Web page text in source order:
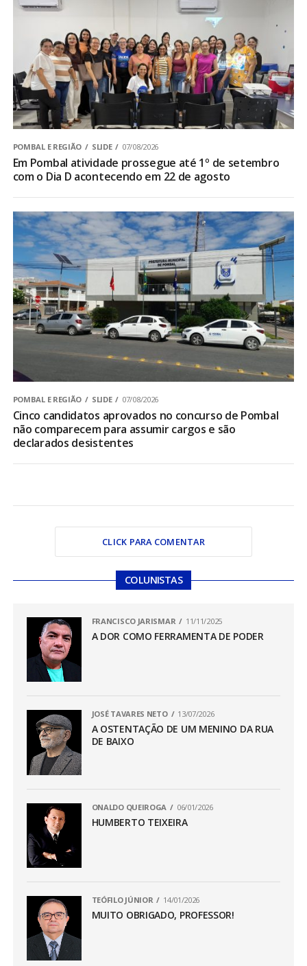
POMBAL E REGIÃO SLIDE 07/08/2026
Em Pombal atividade prossegue até 1º de setembro
com o Dia D acontecendo em 22 de agosto
POMBAL E REGIÃO SLIDE 07/08/2026
Cinco candidatos aprovados no concurso de Pombal
não comparecem para assumir cargos e são
declarados desistentes
CLICK PARA COMENTAR
COLUNISTAS
FRANCISCO JARISMAR 11/11/2025
A DOR COMO FERRAMENTA DE PODER
JOSÉ TAVARES NETO 13/07/2026
A OSTENTAÇÃO DE UM MENINO DA RUA
DE BAIXO
ONALDO QUEIROGA 06/01/2026
HUMBERTO TEIXEIRA
TEÓFILO JÚNIOR 14/01/2026
MUITO OBRIGADO, PROFESSOR!